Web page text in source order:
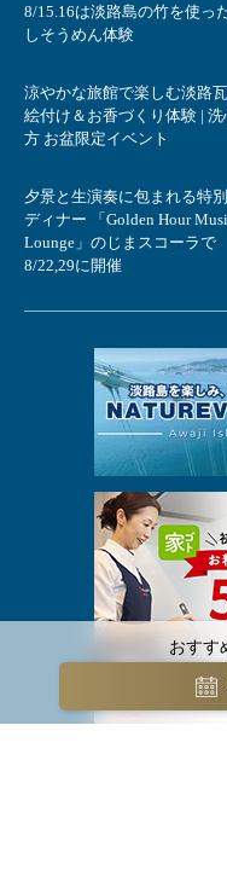
8/15.16は淡路島の竹を使っ
しそうめん体験
涼やかな旅館で楽しむ淡路
絵付け＆お香づくり体験 | 洗
方 お盆限定イベント
夕景と生演奏に包まれる特
ディナー 「Golden Hour
Lounge」のじまスコーラで
8/22,29に開催
おすす